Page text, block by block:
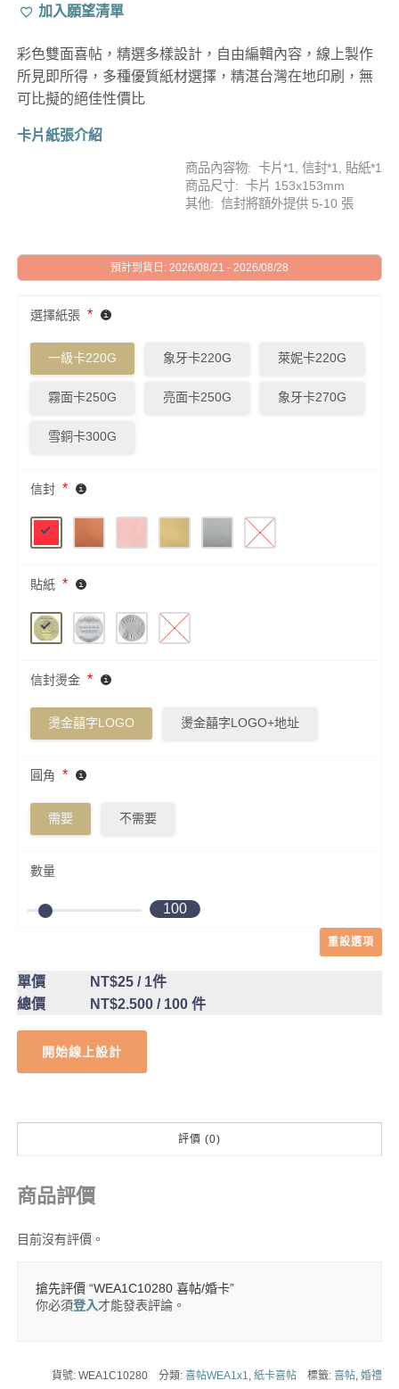
加入願望清單
彩色雙面喜帖，精選多樣設計，自由編輯內容，線上製作
所見即所得，多種優質紙材選擇，精湛台灣在地印刷，無
可比擬的絕佳性價比
卡片紙張介紹
商品內容物: 卡片*1, 信封*1, 貼紙*1
商品尺寸: 卡片 153x153mm
其他: 信封將額外提供 5-10 張
預計到貨日: 2026/08/21 - 2026/08/28
選擇紙張 *
一級卡220G 象牙卡220G 萊妮卡220G
霧面卡250G 亮面卡250G 象牙卡270G
雪銅卡300G
信封 *
貼紙 *
信封燙金 *
燙金囍字LOGO 燙金囍字LOGO+地址
圓角 *
需要 不需要
數量
100
重設選項
單價 NT$25/ 1件
總價
NT$2.500/ 100 件
開始線上設計
評價 (0)
商品評價
目前沒有評價。
搶先評價 “WEA1C10280 喜帖/婚卡”
你必須登入才能發表評論。
貨號:WEA1C10280 分類:喜帖WEA1x1 ,紙卡喜帖 標籤:喜帖 ,婚禮